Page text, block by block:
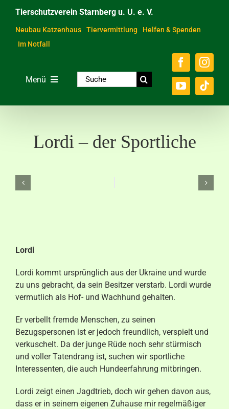
Inhalt
springen
Tierschutzverein Starnberg u. U. e. V.
Neubau Katzenhaus Tiervermittlung
Helfen & Spenden
Im Notfall
Menü
Über das Tierheim
Suche
nach:
Lordi – der Sportliche
Lordi
Lordi kommt ursprünglich aus der Ukraine und wurde
zu uns gebracht, da sein Besitzer verstarb. Lordi wurde
vermutlich als Hof- und Wachhund gehalten.
Er verbellt fremde Menschen, zu seinen
Bezugspersonen ist er jedoch freundlich, verspielt und
verkuschelt. Da der junge Rüde noch sehr stürmisch
und voller Tatendrang ist, suchen wir sportliche
Interessenten, die auch Hundeerfahrung mitbringen.
Lordi zeigt einen Jagdtrieb, doch wir gehen davon aus,
dass er in seinem eigenen Zuhause mir regelmäßiger